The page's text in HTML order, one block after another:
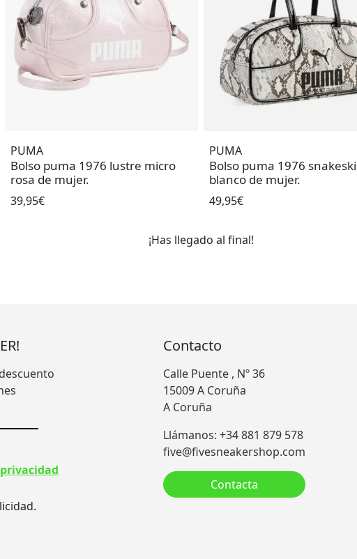
PUMA
Bolso puma 1976 lustre micro
rosa de mujer.
39,95€
PUMA
Bolso puma 1976
blanco de mujer.
49,95€
¡Has llegado al final!
Contacto
Calle Puente , Nº 36
15009 A Coruña
A Coruña
Llámanos: +34 881 879 578
five@fivesneakershop.com
Contacta